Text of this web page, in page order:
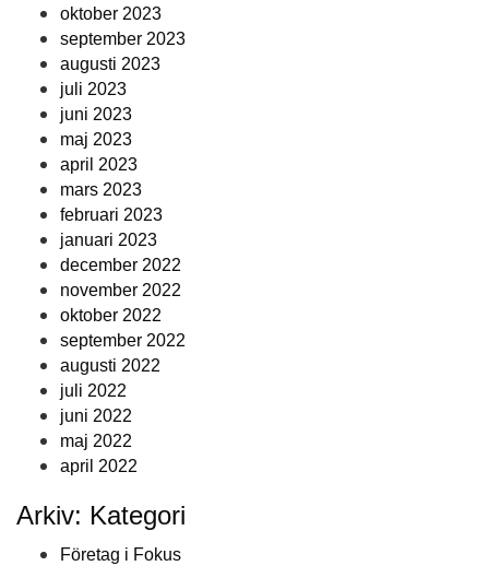
oktober 2023
september 2023
augusti 2023
juli 2023
juni 2023
maj 2023
april 2023
mars 2023
februari 2023
januari 2023
december 2022
november 2022
oktober 2022
september 2022
augusti 2022
juli 2022
juni 2022
maj 2022
april 2022
Arkiv: Kategori
Företag i Fokus